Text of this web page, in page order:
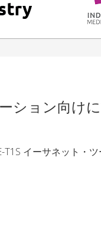
ション向け
イーサネット・ツ